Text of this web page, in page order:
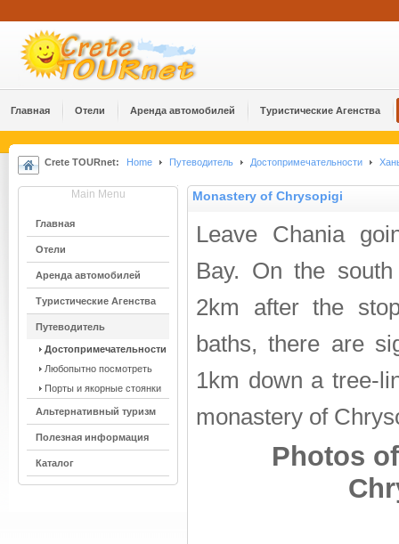
Главная Отели Аренда автомобилей Туристические Агенства
Crete TOURnet: Home Путеводитель Достопримечательности
Main Menu
Главная
Отели
Аренда автомобилей
Туристические Агенства
Путеводитель
Достопримечательности
Любопытно посмотреть
Порты и якорные стоянки
Альтернативный туризм
Полезная информация
Каталог
Monastery of Chrysopigi
Leave Chania
Bay. On the
2km after the
baths, there are
1km down a tree-
monastery of
Photos